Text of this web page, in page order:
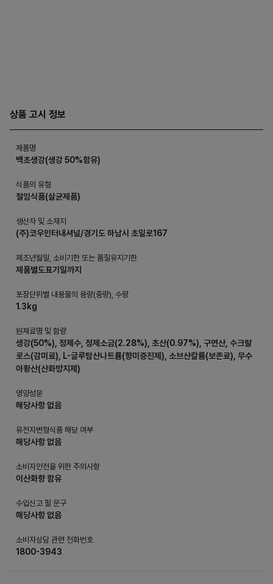
상품 고시 정보
제품명
백초생강(생강 50%함유)
식품의 유형
절임식품(살균제품)
생산자 및 소재지
(주)코우인터내셔널/경기도 하남시 초일로167
제조년월일, 소비기한 또는 품질유지기한
제품별도표기일까지
포장단위별 내용물의 용량(중량), 수량
1.3kg
원재료명 및 함량
생강(50%), 정제수, 정제소금(2.28%), 초산(0.97%), 구연산, 수크랄
로스(감미료), L-글루탐산나트륨(향미증진제), 소브산칼륨(보존료), 무수
아황산(산화방지제)
영양성분
해당사항 없음
유전자변형식품 해당 여부
해당사항 없음
소비자안전을 위한 주의사항
이산화향 함유
수입신고 필 문구
해당사항 없음
소비자상담 관련 전화번호
1800-3943